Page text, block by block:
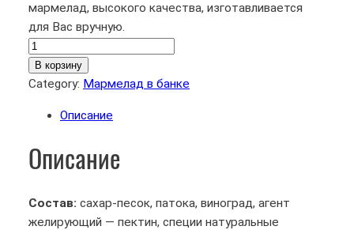
мармелад, высокого качества, изготавливается
для Вас вручную.
К
л
в
В корзину
Category: Мармелад в банке
Описание
Описание
Состав: сахар-песок, патока, виноград, агент
желирующий — пектин, специи натуральные